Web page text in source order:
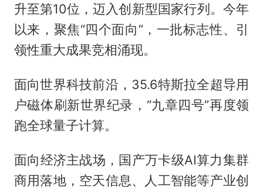
升至第10位，迈入创新型国家行列。今年
以来，聚焦“四个面向”，一批标志性、引
领性重大成果竞相涌现。
面向世界科技前沿，35.6特斯拉全超导用
户磁体刷新世界纪录，“九章四号”再度领
跑全球量子计算。
面向经济主战场，国产万卡级AI算力集群
商用落地，空天信息、人工智能等产业创